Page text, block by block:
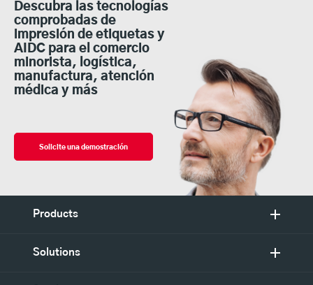
Descubra las tecnologías
comprobadas de
impresión de etiquetas y
AIDC para el comercio
minorista, logística,
manufactura, atención
médica y más
Solicite una demostración
Products
Solutions